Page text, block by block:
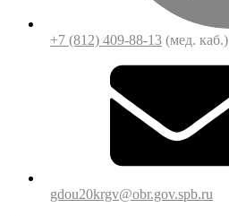
+7 (812) 409-88-13 (мед. каб.)
gdou20krgv@obr.gov.spb.ru